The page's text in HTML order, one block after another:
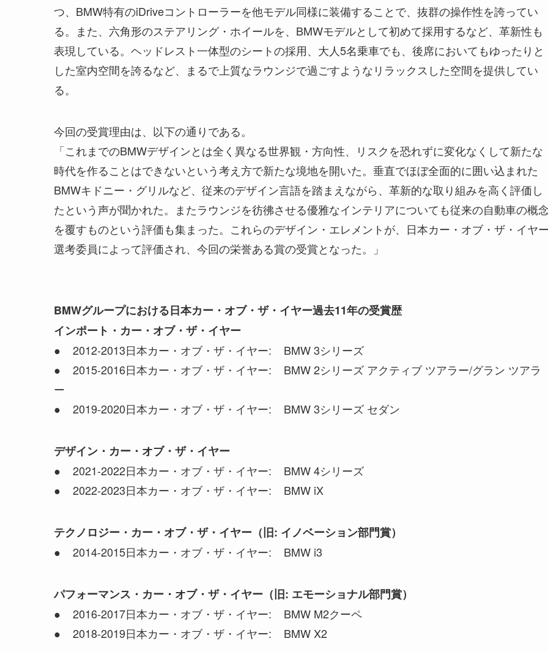
つ、BMW特有のiDriveコントローラーを他モデル同様に装備することで、抜群の操作性を誇ってい
る。また、六角形のステアリング・ホイールを、BMWモデルとして初めて採用するなど、革新性も
表現している。ヘッドレスト一体型のシートの採用、大人5名乗車でも、後席においてもゆったりと
した室内空間を誇るなど、まるで上質なラウンジで過ごすようなリラックスした空間を提供してい
る。
今回の受賞理由は、以下の通りである。
「これまでのBMWデザインとは全く異なる世界観・方向性、リスクを恐れずに変化なくして新たな
時代を作ることはできないという考え方で新たな境地を開いた。垂直でほぼ全面的に囲い込まれた
BMWキドニー・グリルなど、従来のデザイン言語を踏まえながら、革新的な取り組みを高く評価し
たという声が聞かれた。またラウンジを彷彿させる優雅なインテリアについても従来の自動車の概
を覆すものという評価も集まった。これらのデザイン・エレメントが、日本カー・オブ・ザ・イヤ
選考委員によって評価され、今回の栄誉ある賞の受賞となった。」
BMWグループにおける日本カー・オブ・ザ・イヤー過去11年の受賞歴
インポート・カー・オブ・ザ・イヤー
● 2012-2013日本カー・オブ・ザ・イヤー: BMW 3シリーズ
● 2015-2016日本カー・オブ・ザ・イヤー: BMW 2シリーズ アクティブ ツアラー/グラン ツアラ
ー
● 2019-2020日本カー・オブ・ザ・イヤー: BMW 3シリーズ セダン
デザイン・カー・オブ・ザ・イヤー
● 2021-2022日本カー・オブ・ザ・イヤー: BMW 4シリーズ
● 2022-2023日本カー・オブ・ザ・イヤー: BMW iX
テクノロジー・カー・オブ・ザ・イヤー（旧: イノベーション部門賞）
● 2014-2015日本カー・オブ・ザ・イヤー: BMW i3
パフォーマンス・カー・オブ・ザ・イヤー（旧: エモーショナル部門賞）
● 2016-2017日本カー・オブ・ザ・イヤー: BMW M2クーペ
● 2018-2019日本カー・オブ・ザ・イヤー: BMW X2